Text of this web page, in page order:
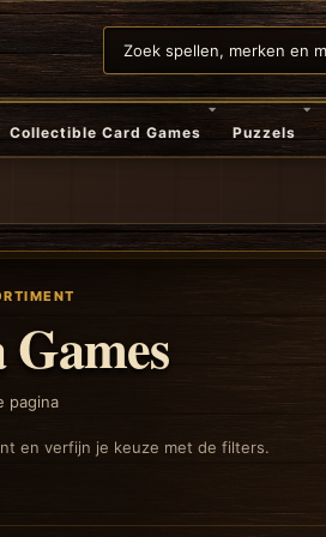
Collectible Card Games Puzzels
pagina
en verfijn je keuze met de filters.